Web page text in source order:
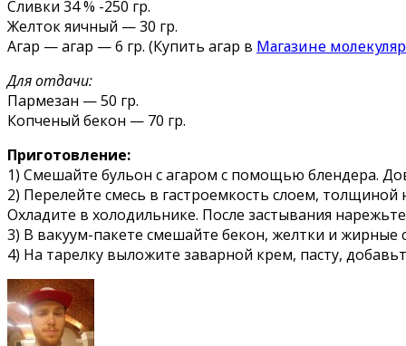
Сливки 34 % -250 гр.
Желток яичный — 30 гр.
Агар — агар — 6 гр. (Купить агар в Магазине
Для отдачи:
Пармезан — 50 гр.
Копченый бекон — 70 гр.
Приготовление:
1) Смешайте бульон с агаром с помощью блендера.
2) Перелейте смесь в гастроемкость слоем, толщиной
Охладите в холодильнике. После застывания
3) В вакуум-пакете смешайте бекон, желтки и жирные
4) На тарелку выложите заварной крем, пасту,